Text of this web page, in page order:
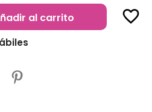
al carrito favorite_border